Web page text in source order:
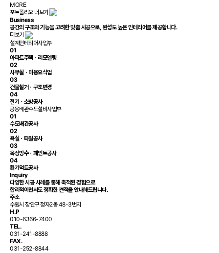
MORE
포트폴리오 더보기
Business
공간의 구조와 기능을 고려한 맞춤 시공으로, 완성도 높은 인테리어를 제공합니다.
더보기
설계인테리어사업부
01
아파트주택ㆍ리모델링
02
사무실ㆍ미용요식업
03
건물철거ㆍ구조변경
04
전기ㆍ소방공사
공용배관수도설비사업부
01
수도배관공사
02
욕실ㆍ타일공사
03
옥상방수ㆍ페인트공사
04
환기덕트공사
Inquiry
다양한 시공 사례를 통해 축적된 경험으로
합리적이면서도 정확한 견적을 안내해드립니다.
주소
수원시 장안구 정자2동 48-3번지
H.P
010-6366-7400
TEL.
031-241-8888
FAX.
031-252-8844